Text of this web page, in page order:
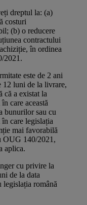
dreptul la: (a)
costuri
(b) o reducere
contractului
în ordinea
2021.
este de 2 ani
luni de la livrare,
că a existat la
care această
bunurilor sau cu
care legislația
mai favorabilă
OUG 140/2021,
aplica.
cu privire la
de la data
legislația română